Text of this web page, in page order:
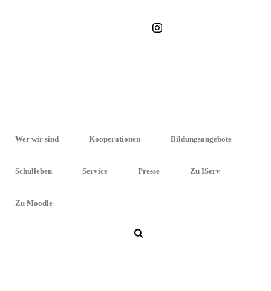
Wer wir sind Kooperationen Bildungsangebote
Schulleben Service Presse Zu IServ
Zu Moodle